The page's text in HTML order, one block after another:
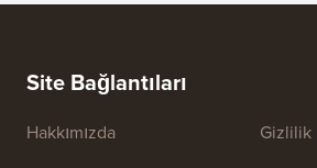
Site Bağlantıları
Hakkımızda
Gizlilik